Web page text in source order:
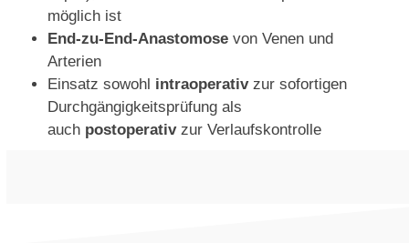
möglich ist
End-zu-End-Anastomose von Venen und
Arterien
Einsatz sowohl intraoperativzur sofortigen
Durchgängigkeitsprüfung als
auch postoperativzur Verlaufskontrolle